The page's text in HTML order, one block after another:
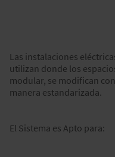
Las instalaciones
utilizan donde los
modular, se modifican
manera estandarizada.
El Sistema es Apto para: